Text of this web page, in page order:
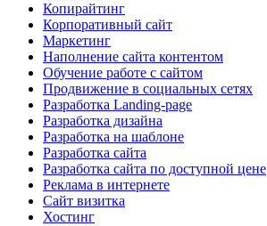
Копирайтинг
Корпоративный сайт
Маркетинг
Наполнение сайта контентом
Обучение работе с сайтом
Продвижение в социальных сетях
Разработка Landing-page
Разработка дизайна
Разработка на шаблоне
Разработка сайта
Разработка сайта по доступной цене
Реклама в интернете
Сайт визитка
Хостинг